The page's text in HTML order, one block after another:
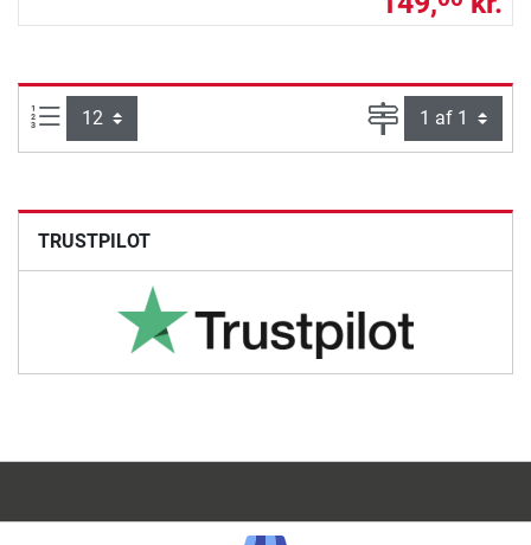
Artikel pr. side: Side
TRUSTPILOT